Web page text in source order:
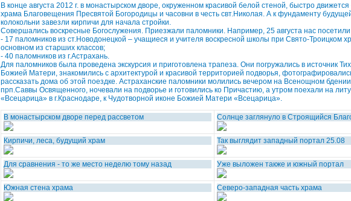
В конце августа 2012 г. в монастырском дворе, окруженном красивой белой стеной, быстро движется
храма Благовещения Пресвятой Богородицы и часовни в честь свт.Николая. А к фундаменту
колокольни завезли кирпичи для начала стройки.
Совершались воскресные Богослужения. Приезжали паломники. Например, 25 августа нас
- 17 паломников из ст.Новодонецкой – учащиеся и учителя воскресной школы при Свято-Троицком
основном из старших классов;
- 40 паломников из г.Астрахань.
Для паломников была проведена экскурсия и приготовлена трапеза. Они погружались в источник
Божией Матери, знакомились с архитектурой и красивой территорией подворья,
рассказать дома об этой поездке. Астраханские паломники молились вечером на Всенощном
прп.Саввы Освященного, ночевали на подворье и готовились ко Причастию, а утром поехали на
«Всецарица» в г.Краснодаре, к Чудотворной иконе Божией Матери «Всецарица».
В монастырском дворе перед рассветом Солнце заглянуло в Строящийся
Кирпичи, леса, будущий храм Так выглядит западный портал 25.08
Для сравнения - то же место неделю тому назад Уже выложен также и южный портал
Южная стена храма Северо-западная часть храма